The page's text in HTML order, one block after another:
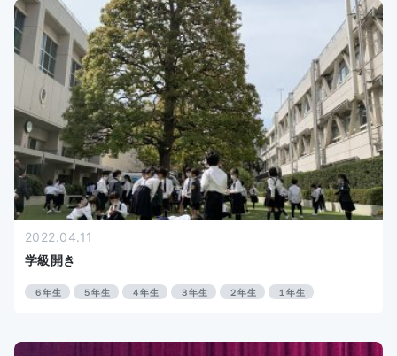
2022.04.11
学級開き
６年生 ５年生 ４年生 ３年生 ２年生 １年生